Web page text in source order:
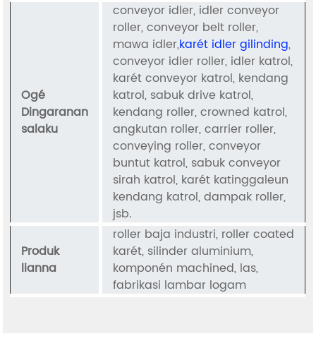
Ogé
Dingaranan
salaku
conveyor idler, idler conveyor
roller, conveyor belt roller,
mawa idler,karét idler gilinding,
conveyor idler roller, idler katrol,
karét conveyor katrol, kendang
katrol, sabuk drive katrol,
kendang roller, crowned katrol,
angkutan roller, carrier roller,
conveying roller, conveyor
buntut katrol, sabuk conveyor
sirah katrol, karét katinggaleun
kendang katrol, dampak roller,
jsb.
Produk
lianna
roller baja industri, roller coated
karét, silinder aluminium,
komponén machined, las,
fabrikasi lambar logam